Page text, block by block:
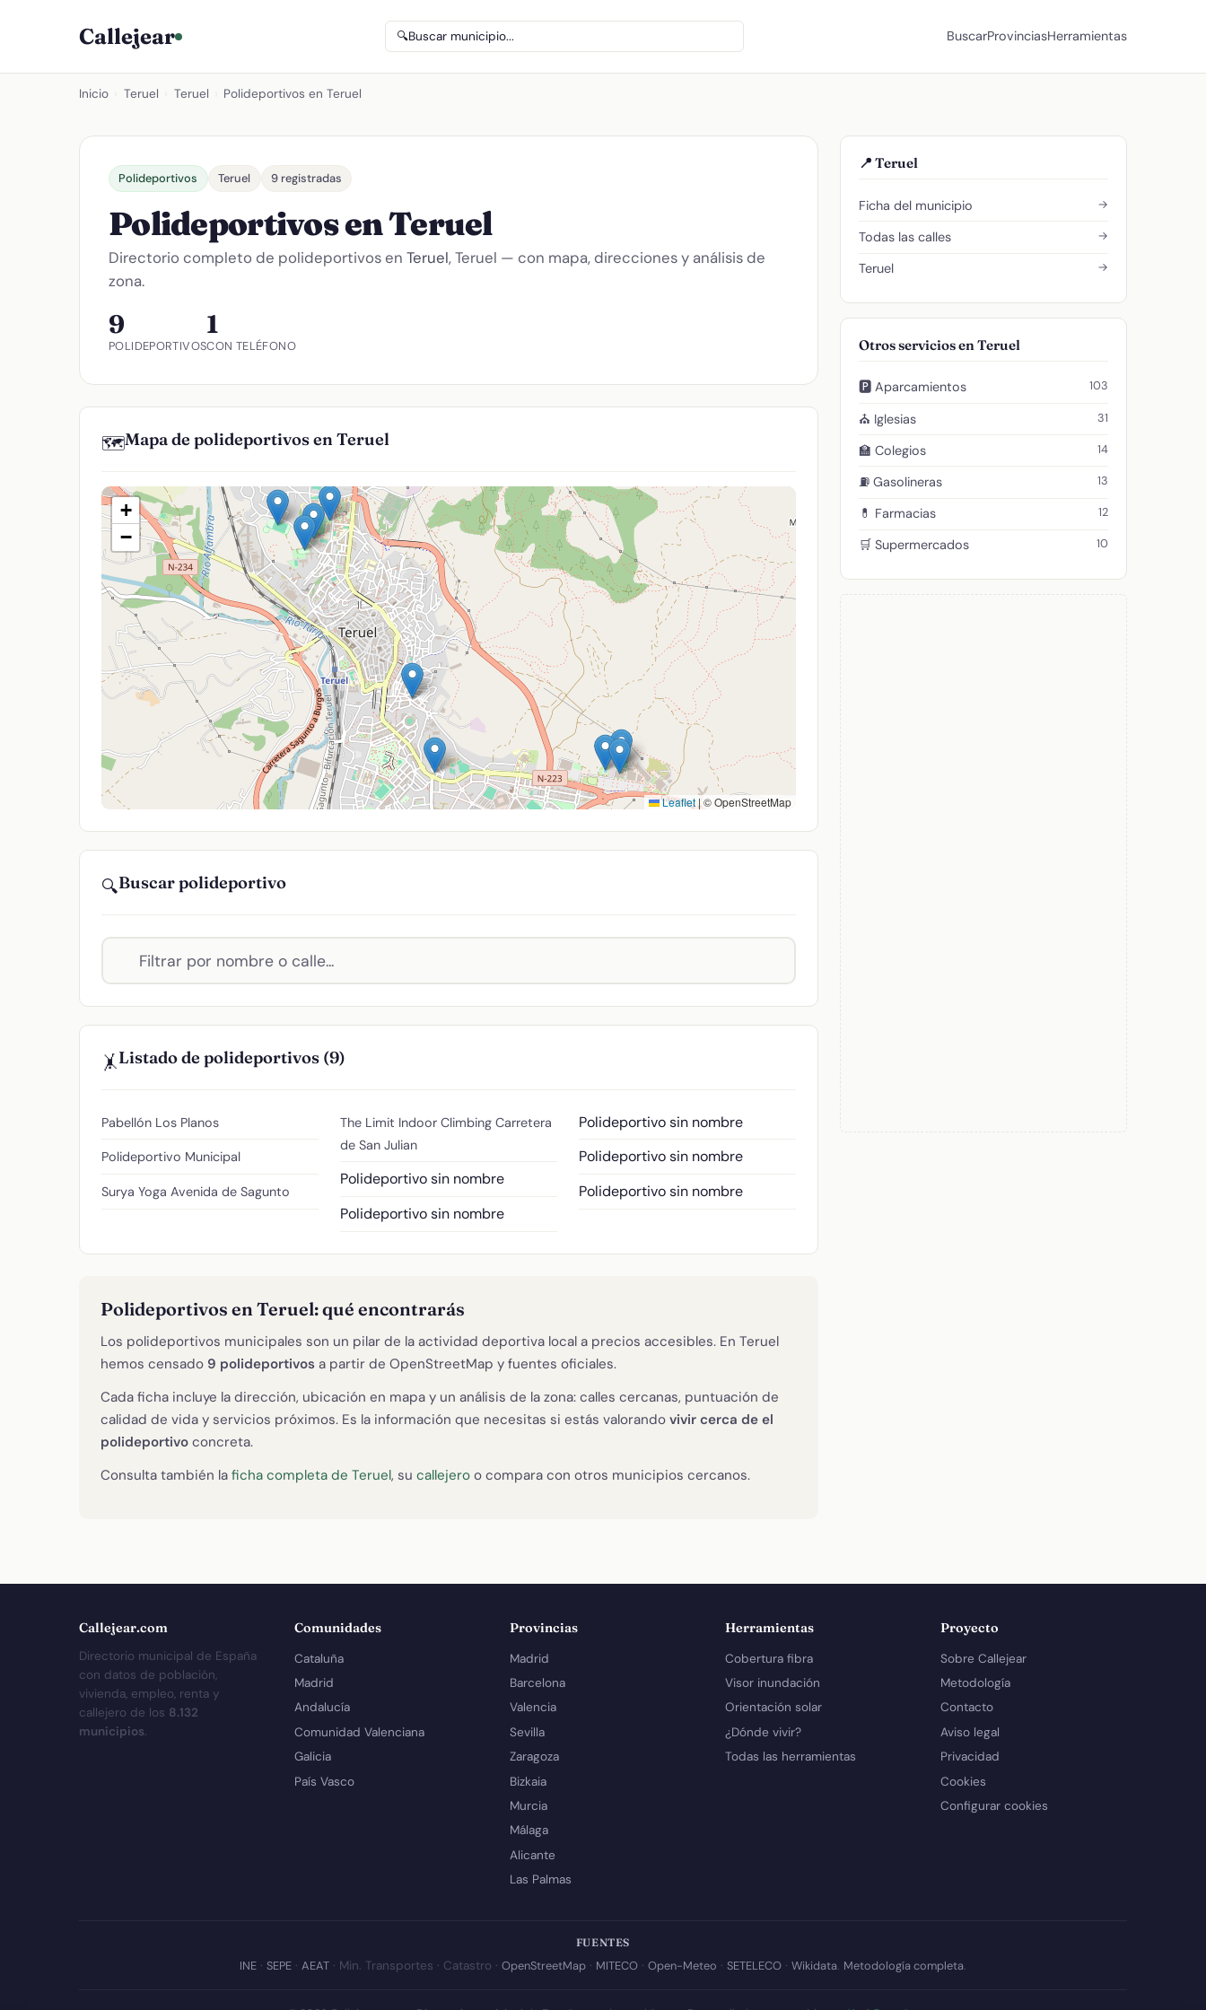
Callejear 🔍Buscar municipio... BuscarProvinciasHerramientas
Inicio Teruel Teruel Polideportivos en Teruel
Polideportivos Teruel 9 registradas
Polideportivos en Teruel
Directorio completo de polideportivos en Teruel, Teruel — con mapa, direcciones y análisis de
zona.
9
POLIDEPORTIVOS
1
CON TELÉFONO
🗺️Mapa de polideportivos en Teruel
+
−
Leaflet | © OpenStreetMap
🔍Buscar polideportivo
🤸Listado de polideportivos (9)
Pabellón Los Planos
Polideportivo Municipal
Surya Yoga Avenida de Sagunto
The Limit Indoor Climbing Carretera
de San Julian
Polideportivo sin nombre
Polideportivo sin nombre
Polideportivo sin nombre
Polideportivo sin nombre
Polideportivo sin nombre
Polideportivos en Teruel: qué encontrarás
Los polideportivos municipales son un pilar de la actividad deportiva local a precios accesibles. En Teruel
hemos censado 9 polideportivos a partir de OpenStreetMap y fuentes oficiales.
Cada ficha incluye la dirección, ubicación en mapa y un análisis de la zona: calles cercanas, puntuación de
calidad de vida y servicios próximos. Es la información que necesitas si estás valorando vivir cerca de el
polideportivo concreta.
Consulta también la ficha completa de Teruel, su callejero o compara con otros municipios cercanos.
📍 Teruel
Ficha del municipio →
Todas las calles →
Teruel →
Otros servicios en Teruel
🅿️ Aparcamientos 103
⛪ Iglesias 31
🏫 Colegios 14
⛽ Gasolineras 13
💊 Farmacias 12
🛒 Supermercados 10
Callejear.com
Directorio municipal de España
con datos de población,
vivienda, empleo, renta y
callejero de los 8.132
municipios.
Comunidades
Cataluña
Madrid
Andalucía
Comunidad Valenciana
Galicia
País Vasco
Provincias
Madrid
Barcelona
Valencia
Sevilla
Zaragoza
Bizkaia
Murcia
Málaga
Alicante
Las Palmas
Herramientas
Cobertura fibra
Visor inundación
Orientación solar
¿Dónde vivir?
Todas las herramientas
Proyecto
Sobre Callejear
Metodología
Contacto
Aviso legal
Privacidad
Cookies
Configurar cookies
FUENTES
INE · SEPE · AEAT · Min. Transportes · Catastro · OpenStreetMap · MITECO · Open-Meteo · SETELECO · Wikidata. Metodología completa.